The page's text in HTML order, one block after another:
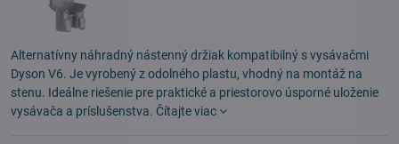
Alternatívny náhradný nástenný držiak kompatibilný s vysávačmi
Dyson V6. Je vyrobený z odolného plastu, vhodný na montáž na
stenu. Ideálne riešenie pre praktické a priestorovo úsporné uloženie
vysávača a príslušenstva. Čítajte viac